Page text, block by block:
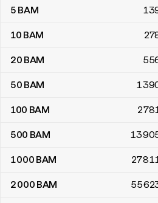
5 BAM
10 BAM
20 BAM
50 BAM 1
100 BAM 2
500 BAM 13
1 000 BAM 27
2 000 BAM 55